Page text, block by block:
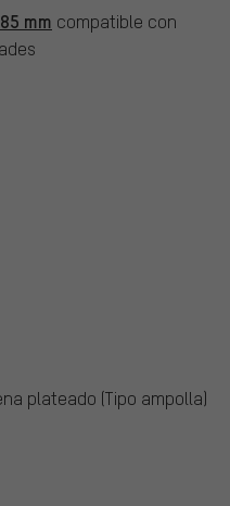
mm compatible con
plateado (Tipo ampolla)